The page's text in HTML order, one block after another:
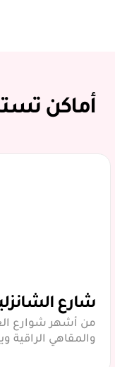
أماكن
شارع
من أشهر شوارع
والمقاهي